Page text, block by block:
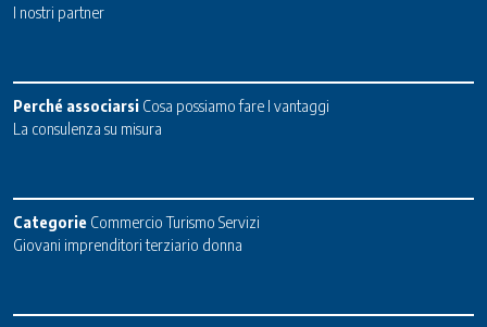
I nostri partner
Perché associarsi Cosa possiamo fare I vantaggi
La consulenza su misura
Categorie Commercio Turismo Servizi
Giovani imprenditori terziario donna